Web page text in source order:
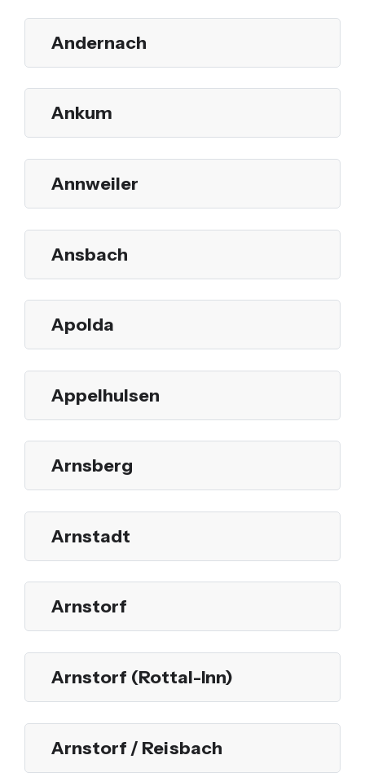
Andernach
Ankum
Annweiler
Ansbach
Apolda
Appelhulsen
Arnsberg
Arnstadt
Arnstorf
Arnstorf (Rottal-Inn)
Arnstorf / Reisbach